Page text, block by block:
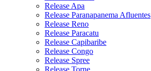
Release Apa
Release Paranapanema Afluentes
Release Reno
Release Paracatu
Release Capibaribe
Release Congo
Release Spree
Release Torne